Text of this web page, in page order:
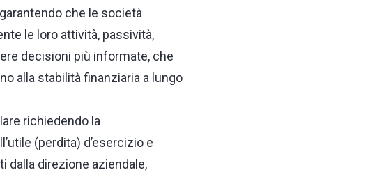
che le società
le loro attività, passività,
decisioni più informate, che
alla stabilità finanziaria a lungo
richiedendo la
(perdita) d’esercizio e
dalla direzione aziendale,